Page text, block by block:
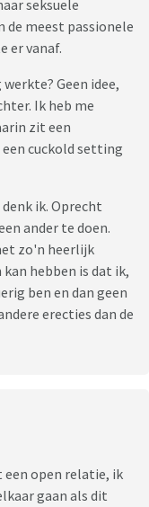
seksuele
de meest passionele
er vanaf.
Geen idee,
Ik heb me
zit een
cuckold setting
ik. Oprecht
ander te doen.
zo'n heerlijk
hebben is dat ik,
ben en dan geen
erecties dan de
een open relatie, ik
gaan als dit